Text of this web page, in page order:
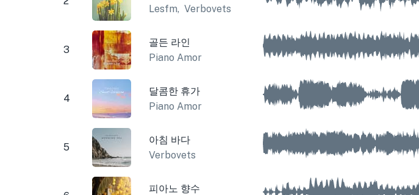
Lesfm, Verbovets
3
골든 라인
Piano Amor
4
달콤한 휴가
Piano Amor
5
아침 바다
Verbovets
피아노 향수